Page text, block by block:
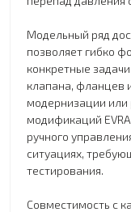
Модельный ряд
позволяет гибко
конкретные
клапана, фланцев
модернизации
модификаций
ручного
ситуациях,
тестирования.
Совместимость с